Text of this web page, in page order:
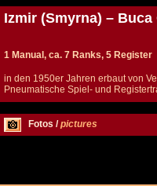
Izmir (Smyrna) –
1 Manual, ca. 7 Ranks, 5 Register
in den 1950er Jahren erbaut von
Pneumatische Spiel- und
Fotos /pictures